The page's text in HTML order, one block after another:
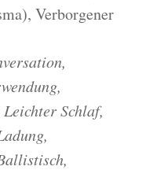
Verborgener
Schlaf,